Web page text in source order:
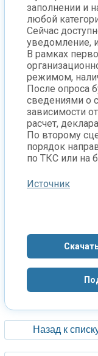
заполнении и
любой
Сейчас
уведомление,
В рамках
режимом,
После опроса
сведениями о
зависимости
расчет,
По второму
порядок
по ТКС или на
Источник
Назад к